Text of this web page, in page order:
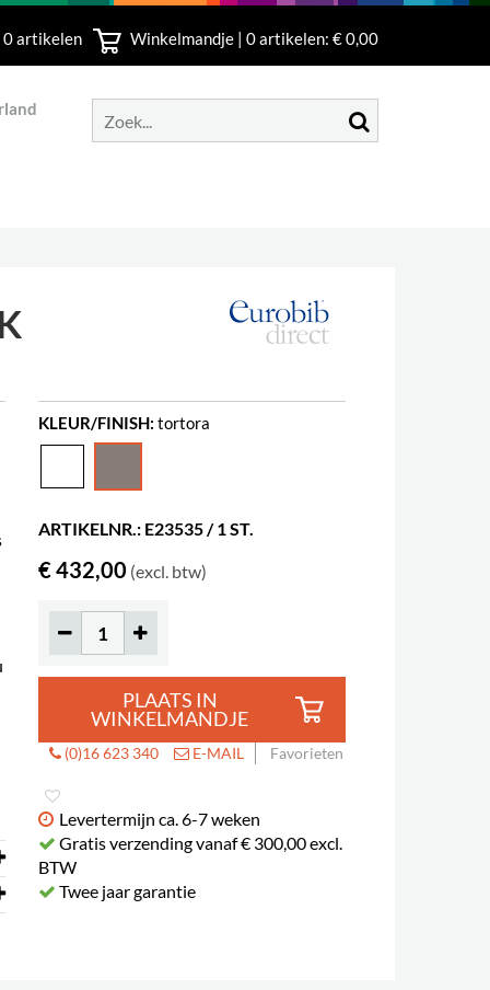
0 artikelen Winkelmandje | 0artikelen: € 0,00
KLEUR/FINISH: tortora
ARTIKELNR.: E23535 / 1 ST.
€ 432,00 (excl. btw)
PLAATS IN
WINKELMANDJE
(0)16 623 340 E-MAIL Favorieten
Levertermijn ca. 6-7 weken
Gratis verzending vanaf € 300,00 excl.
BTW
Twee jaar garantie